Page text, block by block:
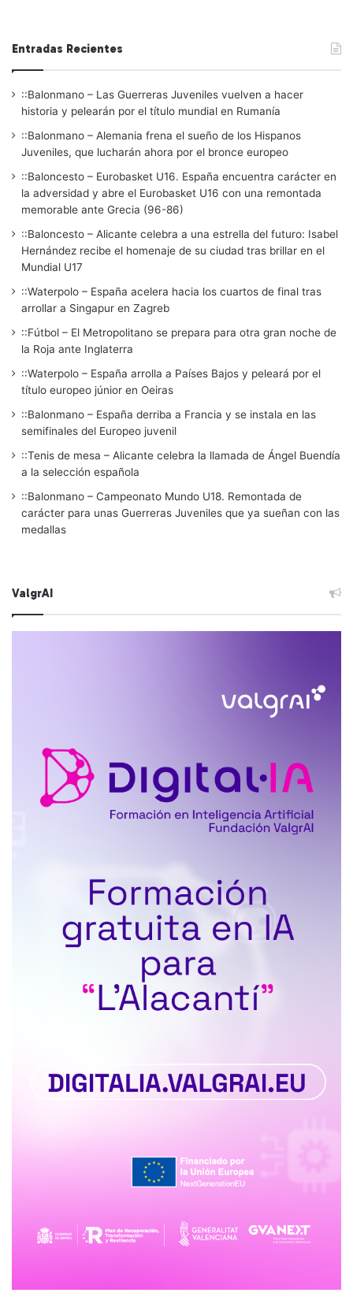
Entradas Recientes
::Balonmano – Las Guerreras Juveniles vuelven a hacer
historia y pelearán por el título mundial en Rumanía
::Balonmano – Alemania frena el sueño de los Hispanos
Juveniles, que lucharán ahora por el bronce europeo
::Baloncesto – Eurobasket U16. España encuentra carácter en
la adversidad y abre el Eurobasket U16 con una remontada
memorable ante Grecia (96-86)
::Baloncesto – Alicante celebra a una estrella del futuro: Isabel
Hernández recibe el homenaje de su ciudad tras brillar en el
Mundial U17
::Waterpolo – España acelera hacia los cuartos de final tras
arrollar a Singapur en Zagreb
::Fútbol – El Metropolitano se prepara para otra gran noche de
la Roja ante Inglaterra
::Waterpolo – España arrolla a Países Bajos y peleará por el
título europeo júnior en Oeiras
::Balonmano – España derriba a Francia y se instala en las
semifinales del Europeo juvenil
::Tenis de mesa – Alicante celebra la llamada de Ángel Buendía
a la selección española
::Balonmano – Campeonato Mundo U18. Remontada de
carácter para unas Guerreras Juveniles que ya sueñan con las
medallas
ValgrAI